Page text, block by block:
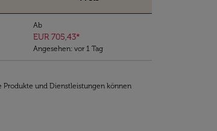
Ab
EUR 705,43*
Angesehen: vor 1 Tag
und Dienstleistungen können